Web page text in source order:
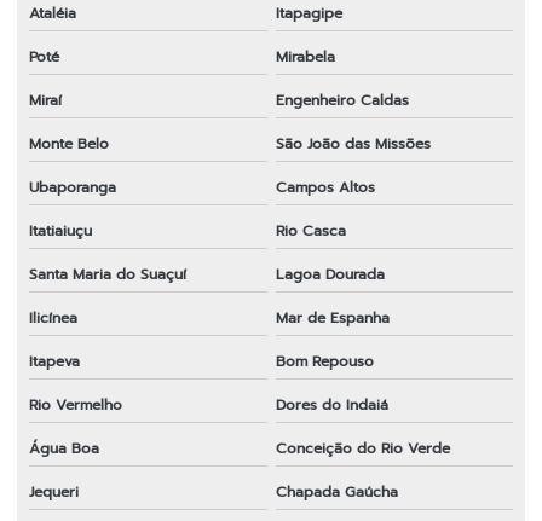
Ataléia
Itapagipe
Poté
Mirabela
Miraí
Engenheiro Caldas
Monte Belo
São João das Missões
Ubaporanga
Campos Altos
Itatiaiuçu
Rio Casca
Santa Maria do Suaçuí
Lagoa Dourada
Ilicínea
Mar de Espanha
Itapeva
Bom Repouso
Rio Vermelho
Dores do Indaiá
Água Boa
Conceição do Rio Verde
Jequeri
Chapada Gaúcha